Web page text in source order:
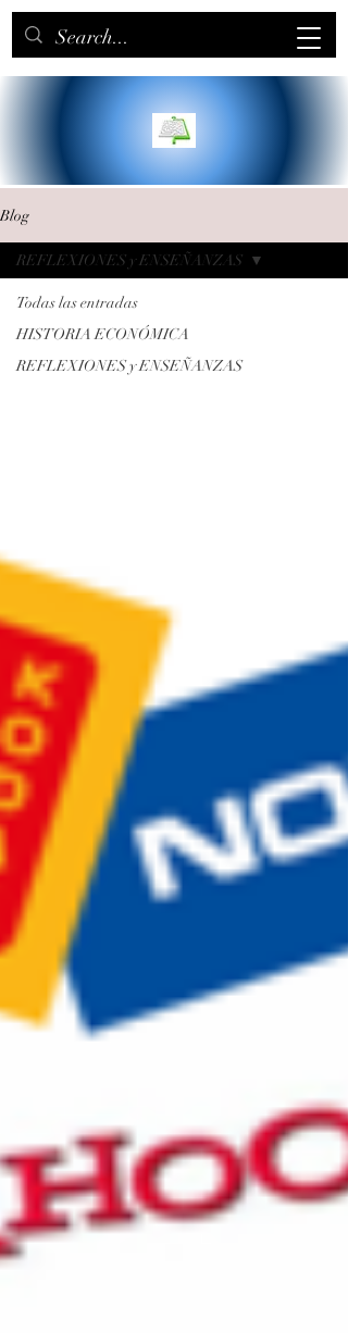
Blog
Todas las entradas
HISTORIA ECONÓMICA
REFLEXIONES y ENSEÑANZAS
REFLEXIONES y ENSEÑANZAS